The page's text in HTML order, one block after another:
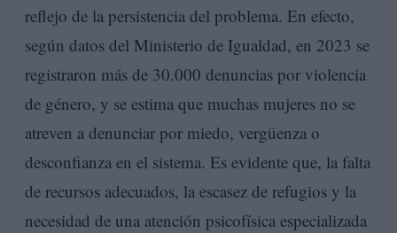
reflejo de la persistencia del problema. En efecto,
según datos del Ministerio de Igualdad, en 2023 se
registraron más de 30.000 denuncias por violencia
de género, y se estima que muchas mujeres no se
atreven a denunciar por miedo, vergüenza o
desconfianza en el sistema. Es evidente que, la falta
de recursos adecuados, la escasez de refugios y la
necesidad de una atención psicofísica especializada